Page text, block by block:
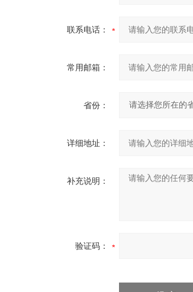
联系电话：
常用邮箱：
省份：
详细地址：
补充说明：
验证码：